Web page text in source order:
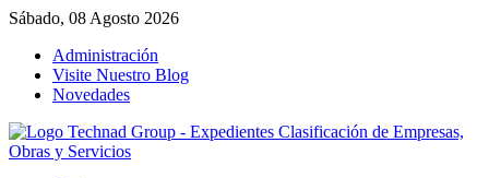
Sábado, 08 Agosto 2026
Administración
Visite Nuestro Blog
Novedades